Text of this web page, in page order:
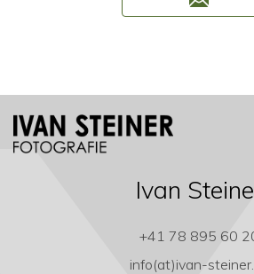
Ivan
+41 78 895 60
info(at)ivan-